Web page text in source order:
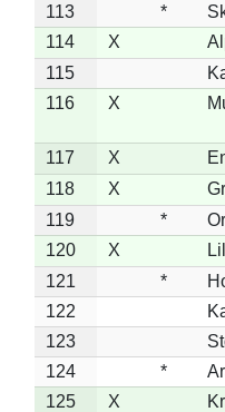
113
*
114
X
115
116
X
117 X
118
X
119
*
120
X
121
*
122
123
124
*
125
X